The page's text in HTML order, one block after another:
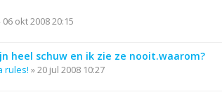
06 okt 2008 20:15
heel schuw en ik zie ze nooit.waarom?
rules! »20 jul 2008 10:27